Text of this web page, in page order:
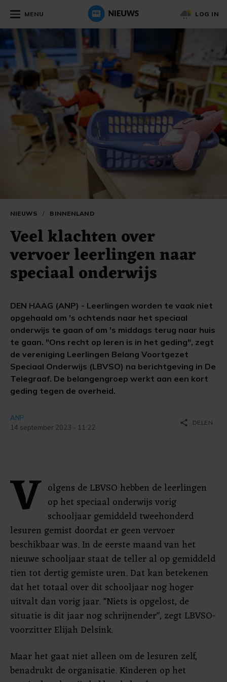
MENU LOG IN
NIEUWS / BINNENLAND
Veel klachten over
vervoer leerlingen naar
speciaal onderwijs
DEN HAAG (ANP) - Leerlingen worden te vaak niet
opgehaald om 's ochtends naar het speciaal
onderwijs te gaan of om 's middags terug naar huis
te gaan. "Ons recht op leren is in het geding", zegt
de vereniging Leerlingen Belang Voortgezet
Speciaal Onderwijs (LBVSO) na berichtgeving in De
Telegraaf. De belangengroep werkt aan een kort
geding tegen de overheid.
ANP
14 september 2023 - 11:22
share DELEN
V olgens de LBVSO hebben de leerlingen
op het speciaal onderwijs vorig
schooljaar gemiddeld tweehonderd
lesuren gemist doordat er geen vervoer
beschikbaar was. In de eerste maand van het
nieuwe schooljaar staat de teller al op gemiddeld
tien tot dertig gemiste uren. Dat kan betekenen
dat het totaal over dit schooljaar nog hoger
uitvalt dan vorig jaar. "Niets is opgelost, de
situatie is dit jaar nog schrijnender", zegt LBVSO-
voorzitter Elijah Delsink.
Maar het gaat niet alleen om de lesuren zelf,
benadrukt de organisatie. Kinderen op het